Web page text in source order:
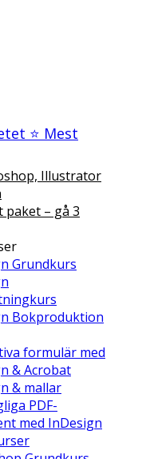
⭐ Mest
Illustrator
paket – gå 3
Grundkurs
Bokproduktion
formulär med
& Acrobat
& mallar
PDF-
med InDesign